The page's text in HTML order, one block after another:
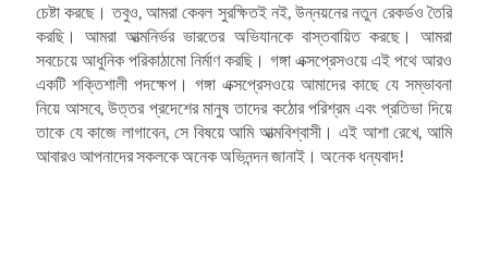
চেষ্টা করছে। তবুও, আমরা কেবল সুরক্ষিতই নই, উন্নয়নের নতুন রেকর্ডও তৈরি
করছি। আমরা আত্মনির্ভর ভারতের অভিযানকে বাস্তবায়িত করছে। আমরা
সবচেয়ে আধুনিক পরিকাঠামো নির্মাণ করছি। গঙ্গা এক্সপ্রেসওয়ে এই পথে আরও
একটি শক্তিশালী পদক্ষেপ। গঙ্গা এক্সপ্রেসওয়ে আমাদের কাছে যে সম্ভাবনা
নিয়ে আসবে, উত্তর প্রদেশের মানুষ তাদের কঠোর পরিশ্রম এবং প্রতিভা দিয়ে
তাকে যে কাজে লাগাবেন, সে বিষয়ে আমি আত্মবিশ্বাসী। এই আশা রেখে, আমি
আবারও আপনাদের সকলকে অনেক অভিনন্দন জানাই। অনেক ধন্যবাদ!